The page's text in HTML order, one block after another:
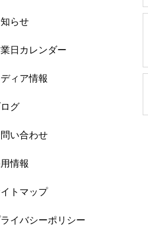
らせ
日カレンダー
ィア情報
グ
い合わせ
情報
トマップ
イバシーポリシー